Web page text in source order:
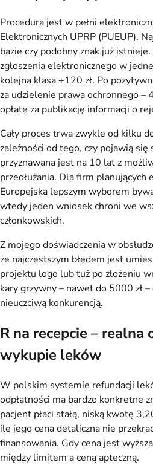
Procedura jest w pełni
Elektronicznych UPRP (PUEUP).
bazie czy podobny znak już
zgłoszenia elektronicznego w
kolejna klasa +120 zł. Po
za udzielenie prawa ochronnego –
opłatę za publikację informacji o
Cały proces trwa zwykle od kilku
zależności od tego, czy pojawią się
przyznawana jest na 10 lat z
przedłużania. Dla firm planujących
Europejską lepszym wyborem
wtedy jeden wniosek chroni we
członkowskich.
Z mojego doświadczenia w
że najczęstszym błędem jest
projektu logo lub tuż po złożeniu
kary grzywny – nawet do 5000 zł
nieuczciwą konkurencją.
R na recepcie – realna
wykupie leków
W polskim systemie refundacji
odpłatności ma bardzo konkretne
pacjent płaci stałą, niską kwotę
ile jego cena detaliczna nie
finansowania. Gdy cena jest
między limitem a ceną apteczną.